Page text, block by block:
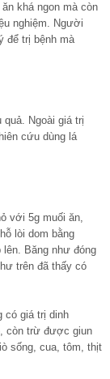
khá ngon mà còn
nghiệm. Người
để trị bệnh mà
Ngoài giá trị
cứu dùng lá
với 5g muối ăn,
lòi dom bằng
Băng như đóng
trên đã thấy có
có giá trị dinh
còn trừ được giun
sống, cua, tôm, thịt